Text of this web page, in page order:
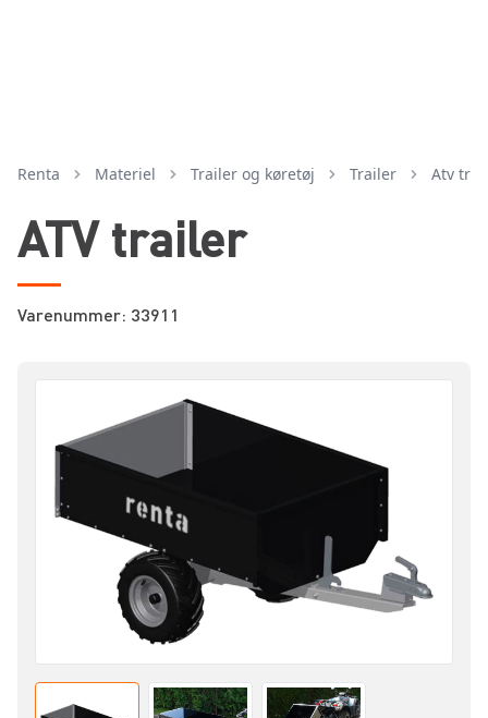
Renta Materiel trailer og køretøj trailer atv
ATV trailer
Varenummer: 33911